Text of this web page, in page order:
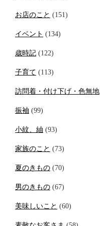
お店のこと (151)
イベント (134)
歳時記 (122)
子育て (113)
訪問着・付け下げ・色無地
振袖 (99)
小紋、紬 (93)
家族のこと (73)
夏のきもの (70)
男のきもの (67)
美味しいこと (60)